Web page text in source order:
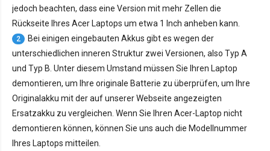
jedoch beachten, dass eine Version mit mehr Zellen die
Rückseite Ihres Acer Laptops um etwa 1 Inch anheben kann.
2
Bei einigen eingebauten Akkus gibt es wegen der
unterschiedlichen inneren Struktur zwei Versionen, also Typ A
und Typ B. Unter diesem Umstand müssen Sie Ihren Laptop
demontieren, um Ihre originale Batterie zu überprüfen, um Ihre
Originalakku mit der auf unserer Webseite angezeigten
Ersatzakku zu vergleichen. Wenn Sie Ihren Acer-Laptop nicht
demontieren können, können Sie uns auch die Modellnummer
Ihres Laptops mitteilen.